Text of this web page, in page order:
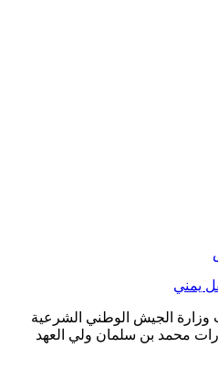
يمني
وزارة الجيش الوطني الشرعية
محمد بن سلمان ولي العهد